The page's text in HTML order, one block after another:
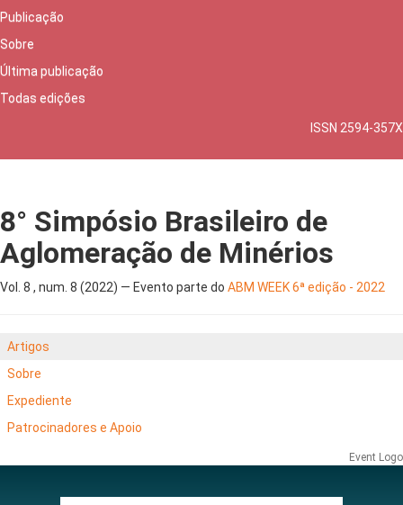
Publicação
Sobre
Última publicação
Todas edições
ISSN 2594-357X
8° Simpósio Brasileiro de
Aglomeração de Minérios
Vol. 8 , num. 8 (2022) — Evento parte do ABM WEEK 6ª edição - 2022
Artigos
Sobre
Expediente
Patrocinadores e Apoio
Event Logo